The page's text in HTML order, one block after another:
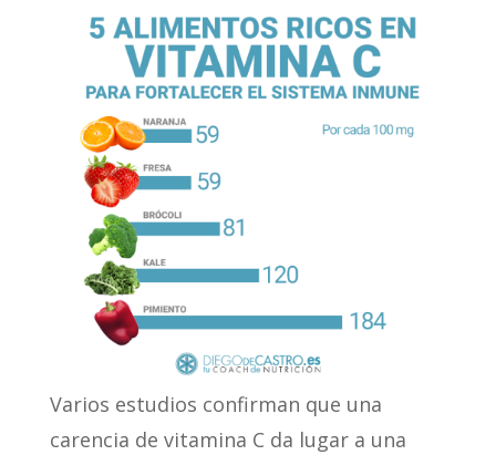
Varios estudios confirman que una
carencia de vitamina C da lugar a una